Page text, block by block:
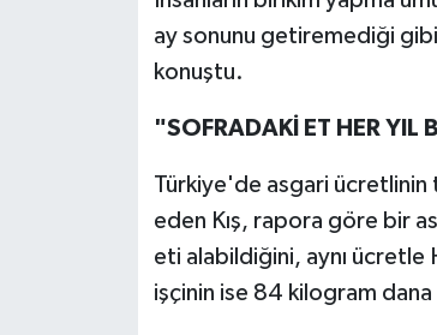
ay sonunu getiremediği
konuştu.
"SOFRADAKİ ET HER YIL
Türkiye'de asgari ücretlinin
eden Kış, rapora göre bir
eti alabildiğini, aynı
işçinin ise 84 kilogram dana